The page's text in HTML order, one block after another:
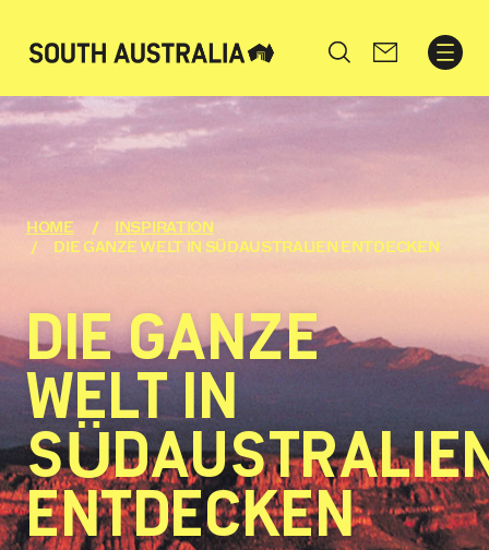
Search
HOME
INSPIRATION
DIE GANZE WELT IN SÜDAUSTRALIEN ENTDECKEN
DIE GANZE
WELT IN
ENTDECKEN